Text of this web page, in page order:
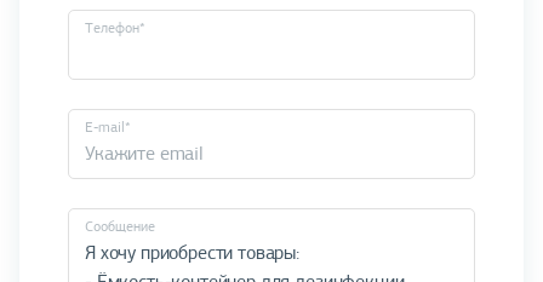
Телефон*
E-mail*
Cообщение